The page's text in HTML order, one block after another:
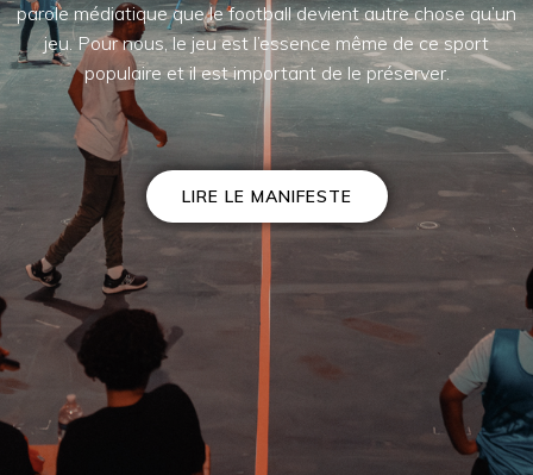
parole médiatique que le football devient autre chose qu’un
jeu. Pour nous, le jeu est l’essence même de ce sport
populaire et il est important de le préserver.
LIRE LE MANIFESTE